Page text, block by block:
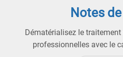
Notes
Dématérialisez le
professionnelles avec le